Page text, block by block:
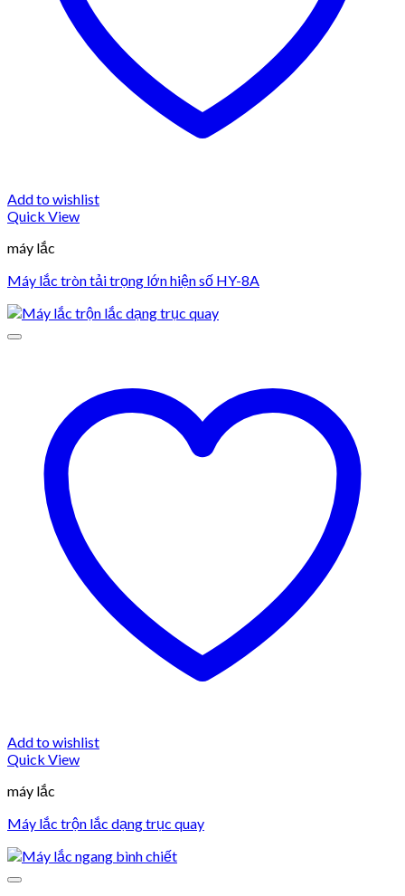
Add to wishlist
Quick View
máy lắc
Máy lắc tròn tải trọng lớn hiện số HY-8A
Add to wishlist
Quick View
máy lắc
Máy lắc trộn lắc dạng trục quay